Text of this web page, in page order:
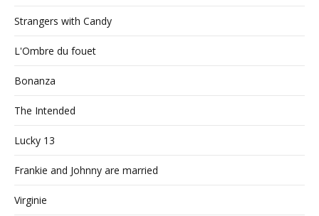
Strangers with Candy
L'Ombre du fouet
Bonanza
The Intended
Lucky 13
Frankie and Johnny are married
Virginie